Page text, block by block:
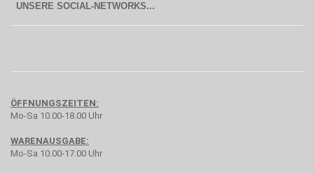
UNSERE SOCIAL-NETWORKS...
ÖFFNUNGSZEITEN:
Mo-Sa 10.00-18.00 Uhr
WARENAUSGABE:
Mo-Sa 10.00-17.00 Uhr